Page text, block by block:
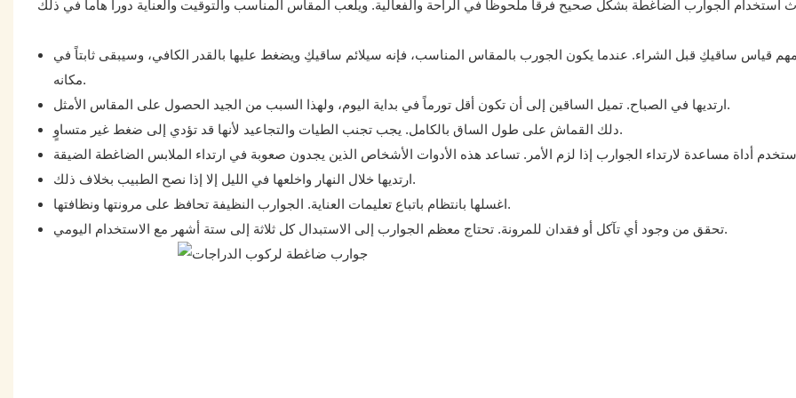
قياس ساقيكِ قبل الشراء. عندما يكون الجورب بالمقاس المناسب، فإنه سيلائم ساقيكِ ويضغط عليها بالقدر الكافي، وسيبقى ثابتاً في
مكانه.
ارتديها في الصباح. تميل الساقين إلى أن تكون أقل تورماً في بداية اليوم، ولهذا السبب من الجيد الحصول على المقاس الأمثل.
دلك القماش على طول الساق بالكامل. يجب تجنب الطيات والتجاعيد لأنها قد تؤدي إلى ضغط غير متساوٍ.
ارتديها خلال النهار واخلعها في الليل إلا إذا نصح الطبيب بخلاف ذلك.
اغسلها بانتظام باتباع تعليمات العناية. الجوارب النظيفة تحافظ على مرونتها ونظافتها.
تحقق من وجود أي تآكل أو فقدان للمرونة. تحتاج معظم الجوارب إلى الاستبدال كل ثلاثة إلى ستة أشهر مع الاستخدام اليومي.